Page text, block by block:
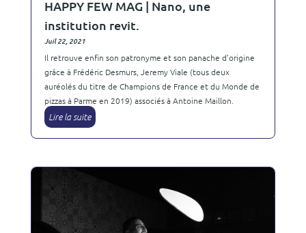
HAPPY FEW MAG | Nano, une
institution revit.
Juil 22, 2021
Il retrouve enfin son patronyme et son panache d’origine
grâce à Frédéric Desmurs, Jeremy Viale (tous deux
auréolés du titre de Champions de France et du Monde de
pizzas à Parme en 2019) associés à Antoine Maillon.
Lire la suite